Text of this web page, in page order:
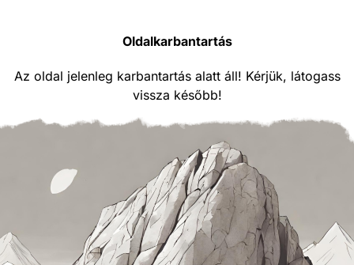
Oldalkarbantartás
Az oldal jelenleg karbantartás alatt áll! Kérjük, látogass
vissza később!